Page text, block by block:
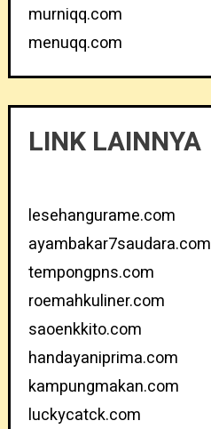
murniqq.com
menuqq.com
LINK LAINNYA
lesehangurame.com
ayambakar7saudara.com
tempongpns.com
roemahkuliner.com
saoenkkito.com
handayaniprima.com
kampungmakan.com
luckycatck.com